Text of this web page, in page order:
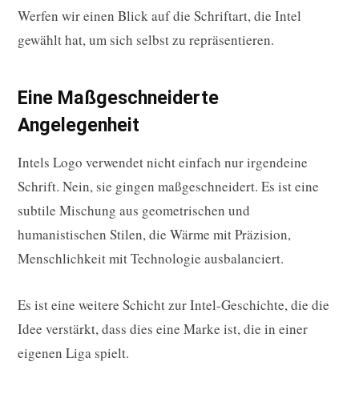
Werfen wir einen Blick auf die Schriftart, die Intel
gewählt hat, um sich selbst zu repräsentieren.
Eine Maßgeschneiderte
Angelegenheit
Intels Logo verwendet nicht einfach nur irgendeine
Schrift. Nein, sie gingen maßgeschneidert. Es ist eine
subtile Mischung aus geometrischen und
humanistischen Stilen, die Wärme mit Präzision,
Menschlichkeit mit Technologie ausbalanciert.
Es ist eine weitere Schicht zur Intel-Geschichte, die die
Idee verstärkt, dass dies eine Marke ist, die in einer
eigenen Liga spielt.